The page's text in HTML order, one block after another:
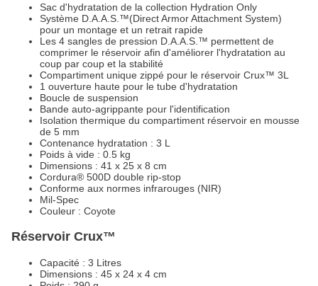
Sac d'hydratation de la collection Hydration Only
Système D.A.A.S.™(Direct Armor Attachment System)
pour un montage et un retrait rapide
Les 4 sangles de pression D.A.A.S.™ permettent de
comprimer le réservoir afin d'améliorer l'hydratation au
coup par coup et la stabilité
Compartiment unique zippé pour le réservoir Crux™ 3L
1 ouverture haute pour le tube d'hydratation
Boucle de suspension
Bande auto-agrippante pour l'identification
Isolation thermique du compartiment réservoir en mousse
de 5 mm
Contenance hydratation : 3 L
Poids à vide : 0.5 kg
Dimensions : 41 x 25 x 8 cm
Cordura® 500D double rip-stop
Conforme aux normes infrarouges (NIR)
Mil-Spec
Couleur : Coyote
Réservoir Crux™
Capacité : 3 Litres
Dimensions : 45 x 24 x 4 cm